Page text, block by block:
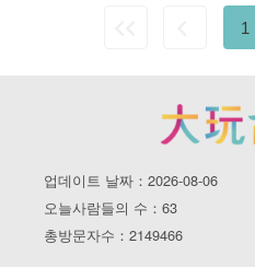
1
업데이트 날짜：2026-08-06
오늘사람들의 수：63
총방문자수：2149466